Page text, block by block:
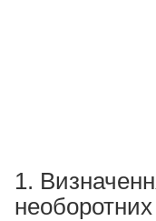
1.
необоротних